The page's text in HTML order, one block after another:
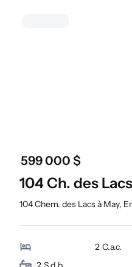
599 000 $
104 Ch. des
104 Chem. des Lacs à May,
2 C.a.c.